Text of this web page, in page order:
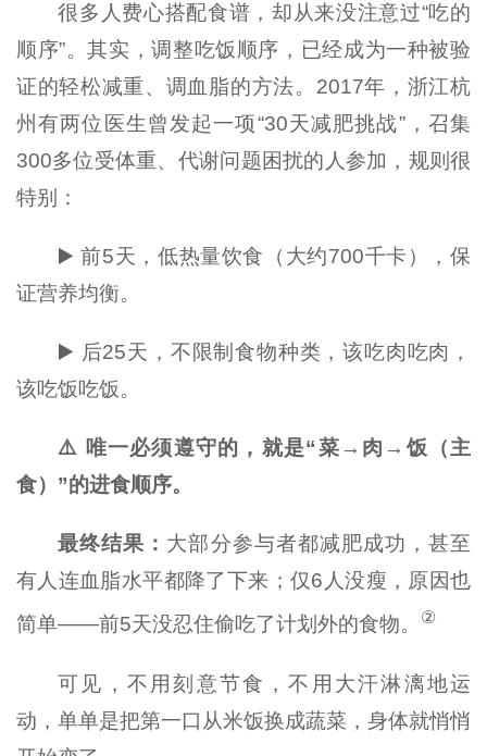
很多人费心搭配食谱，却从来没注意过“吃的
顺序”。其实，调整吃饭顺序，已经成为一种被验
证的轻松减重、调血脂的方法。2017年，浙江杭
州有两位医生曾发起一项“30天减肥挑战”，召集
300多位受体重、代谢问题困扰的人参加，规则很
特别：
▶️ 前5天，低热量饮食（大约700千卡），保
证营养均衡。
▶️ 后25天，不限制食物种类，该吃肉吃肉，
该吃饭吃饭。
⚠️ 唯一必须遵守的，就是“菜→肉→饭 （主
食） ”的进食顺序。
最终结果： 大部分参与者都减肥成功，甚至
有人连血脂水平都降了下来；仅6人没瘦，原因也
简单——前5天没忍住偷吃了计划外的食物。
②
可见，不用刻意节食，不用大汗淋漓地运
动，单单是把第一口从米饭换成蔬菜，身体就悄悄